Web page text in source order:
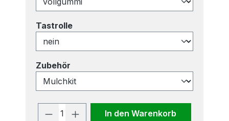
Tastrolleauswählen
Zubehör
Produkt Anzahl: Gib den
In den Warenkorb